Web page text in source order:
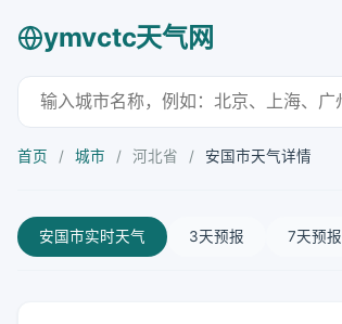
ymvctc天气网
首页 / 城市 / 河北省 / 安国市天气详情
安国市实时天气 3天预报 7天预报